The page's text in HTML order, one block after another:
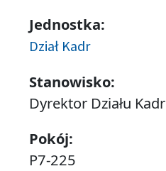
Jednostka:
Dział Kadr
Stanowisko:
Dyrektor Działu Kadr
Pokój:
P7-225